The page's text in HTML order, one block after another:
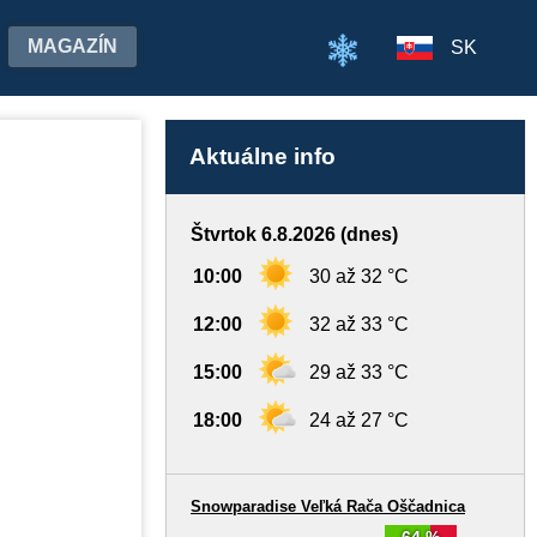
MAGAZÍN SK
Aktuálne info
Štvrtok 6.8.2026 (dnes)
10:00 30 až 32 °C
12:00 32 až 33 °C
15:00 29 až 33 °C
18:00 24 až 27 °C
Snowparadise Veľká Rača Oščadnica